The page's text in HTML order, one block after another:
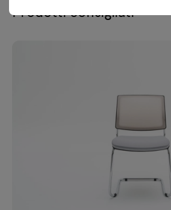
Prodotti consigliati